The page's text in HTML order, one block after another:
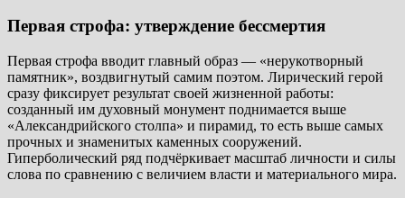
Первая строфа: утверждение бессмертия
Первая строфа вводит главный образ — «нерукотворный
памятник», воздвигнутый самим поэтом. Лирический герой
сразу фиксирует результат своей жизненной работы:
созданный им духовный монумент поднимается выше
«Александрийского столпа» и пирамид, то есть выше самых
прочных и знаменитых каменных сооружений.
Гиперболический ряд подчёркивает масштаб личности и силы
слова по сравнению с величием власти и материального мира.